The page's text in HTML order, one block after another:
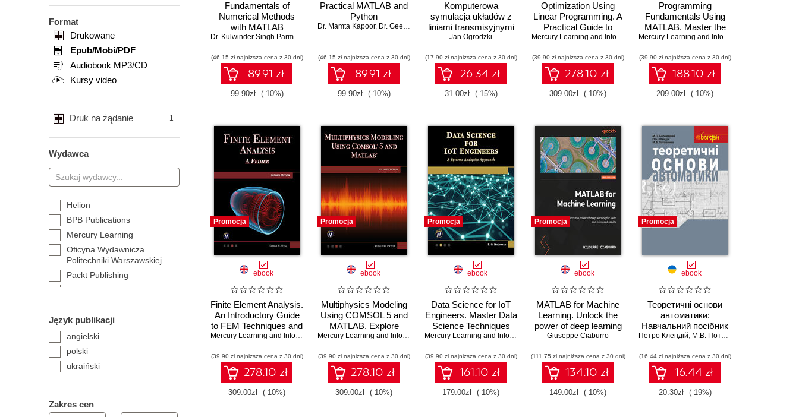
Format
Drukowane
Epub/Mobi/PDF
Audiobook MP3/CD
Kursy video
Druk na żądanie 1
Wydawca
Helion
BPB Publications
Mercury Learning
Oficyna Wydawnicza
Politechniki Warszawskiej
Packt Publishing
Wydawnictwo Uniwersytetu
Śląskiego
Język publikacji
angielski
polski
ukraiński
Zakres cen
Fundamentals of
Numerical Methods
with MATLAB
Dr. Kulwinder Singh Parmar,
(46,15 zł najniższa cena z 30 dni)
89.91 zł
99.90zł (-10%)
Practical MATLAB and
Python
Dr. Mamta Kapoor, Dr. Geeta Arora
(46,15 zł najniższa cena z 30 dni)
89.91 zł
99.90zł (-10%)
Komputerowa
symulacja układów z
liniami transmisyjnymi
Jan Ogrodzki
(17,90 zł najniższa cena z 30 dni)
26.34 zł
31.00zł (-15%)
Optimization Using
Linear Programming. A
Practical Guide to
Mastering Linear
Techniques
Mercury Learning and Information ,A. J. Metei,Veena Jain
(39,90 zł najniższa cena z 30 dni)
278.10 zł
309.00zł (-10%)
Programming
Fundamentals Using
MATLAB. Master the
Basics and Beyond ofMercury Learning and Information
(39,90 zł najniższa cena z 30 dni)
188.10 zł
209.00zł (-10%)
Promocja
ebook
Finite Element Analysis.
An Introductory Guide
to FEM Techniques and
Applications
Mercury Learning and Information ,Sarhan M. Musa
(39,90 zł najniższa cena z 30 dni)
278.10 zł
309.00zł (-10%)
Promocja
ebook
Multiphysics Modeling
Using COMSOL 5 and
MATLAB. Explore
Advanced Techniques
Analysis
Mercury Learning and Information ,Roger W. Pryor
(39,90 zł najniższa cena z 30 dni)
278.10 zł
309.00zł (-10%)
Promocja
ebook
Data Science for IoT
Engineers. Master Data
Science Techniques
and Machine Learning
Innovative IoT Solutions
Mercury Learning and Information P. G. Madhavan
(39,90 zł najniższa cena z 30 dni)
161.10 zł
179.00zł (-10%)
Promocja
ebook
MATLAB for Machine
Learning. Unlock the
power of deep learning
for swift and enhanced
Giuseppe Ciaburro
(111,75 zł najniższa cena z 30 dni)
134.10 zł
149.00zł (-10%)
Promocja
ebook
Теоретичні основи
автоматики:
Навчальний посібник
Петро Клендій, М.В. Потапенко
(16,44 zł najniższa cena z 30 dni)
16.44 zł
20.30zł (-19%)